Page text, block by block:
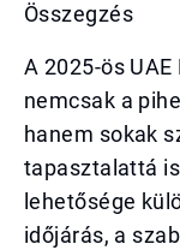
Összegzés
A 2025-ös
nemcsak a
hanem sokak
tapasztalattá
lehetősége
időjárás, a